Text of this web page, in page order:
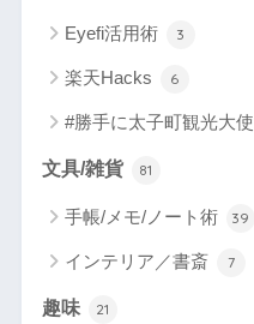
Eyefi活用術 3
楽天Hacks 6
#勝手に太子町観光大使
文具/雑貨 81
手帳/メモ/ノート術 39
インテリア／書斎 7
趣味 21